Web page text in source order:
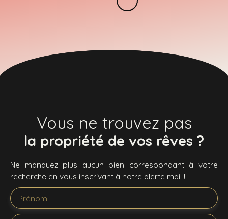
Vous ne trouvez pas
la propriété de vos rêves ?
Ne manquez plus aucun bien correspondant à votre
recherche en vous inscrivant à notre alerte mail !
Prénom